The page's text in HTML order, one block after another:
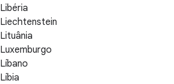
Libéria
Liechtenstein
Lituânia
Luxemburgo
Líbano
Líbia